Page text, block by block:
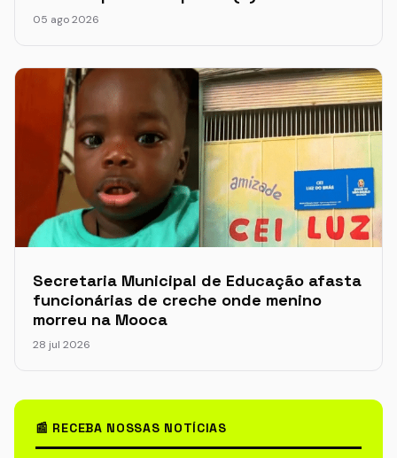
05 ago 2026
Secretaria Municipal de Educação afasta
funcionárias de creche onde menino
morreu na Mooca
28 jul 2026
📰 RECEBA NOSSAS NOTÍCIAS